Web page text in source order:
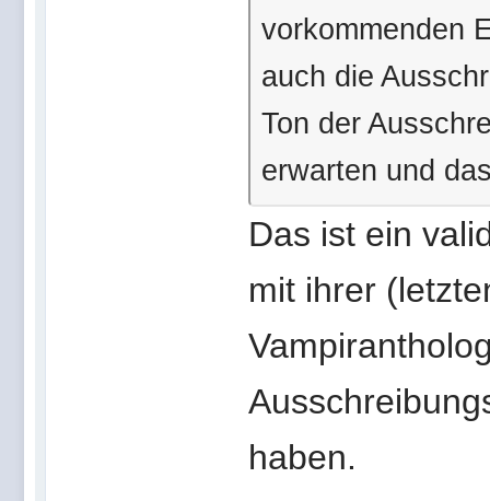
vorkommenden
auch die
Ton der
erwarten und
Das ist ein
mit ihrer
haben.